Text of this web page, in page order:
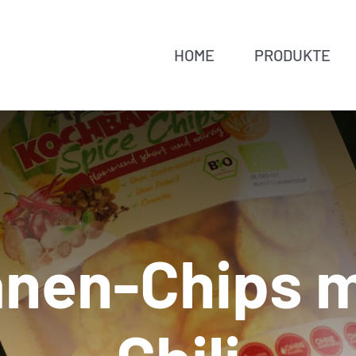
HOME PRODUKTE
Chips